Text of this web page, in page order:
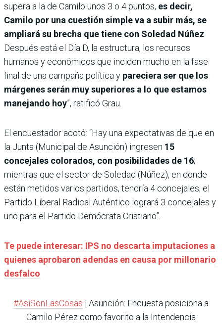
supera a la de Camilo unos 3 o 4 puntos, es decir,
Camilo por una cuestión simple va a subir más, se
ampliará su brecha que tiene con Soledad Núñez.
Después está el Día D, la estructura, los recursos
humanos y económicos que inciden mucho en la fase
final de una campaña política y pareciera ser que los
márgenes serán muy superiores a lo que estamos
manejando hoy”, ratificó Grau.
El encuestador acotó: “Hay una expectativas de que en
la Junta (Municipal de Asunción) ingresen 15
concejales colorados, con posibilidades de 16;
mientras que el sector de Soledad (Núñez), en donde
están metidos varios partidos, tendría 4 concejales; el
Partido Liberal Radical Auténtico logrará 3 concejales y
uno para el Partido Demócrata Cristiano”.
Te puede interesar: IPS no descarta imputaciones a
quienes aprobaron adendas en causa por millonario
desfalco
#AsiSonLasCosas | Asunción: Encuesta posiciona a
Camilo Pérez como favorito a la Intendencia